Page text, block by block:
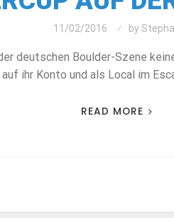
11/02/2016 by
deutschen Boulder-Szene
ihr Konto und als Local im
READ MORE